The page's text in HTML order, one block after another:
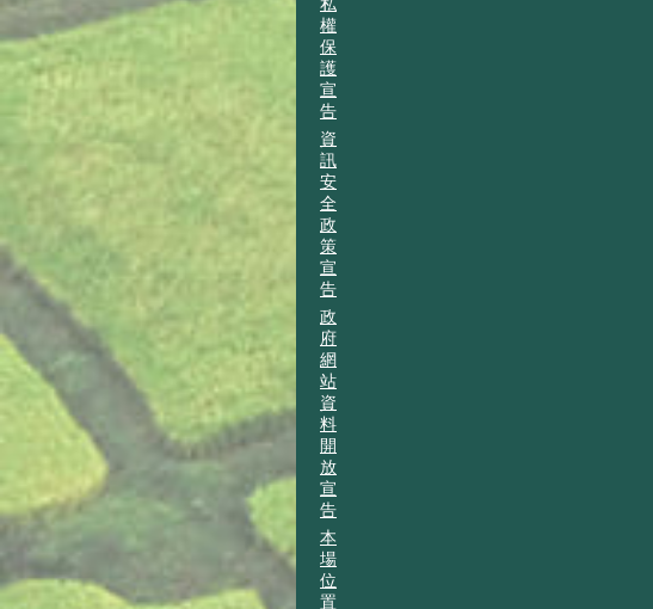
私
權
保
護
宣
告
資
訊
安
全
政
策
宣
告
政
府
網
站
資
料
開
放
宣
告
本
場
位
置